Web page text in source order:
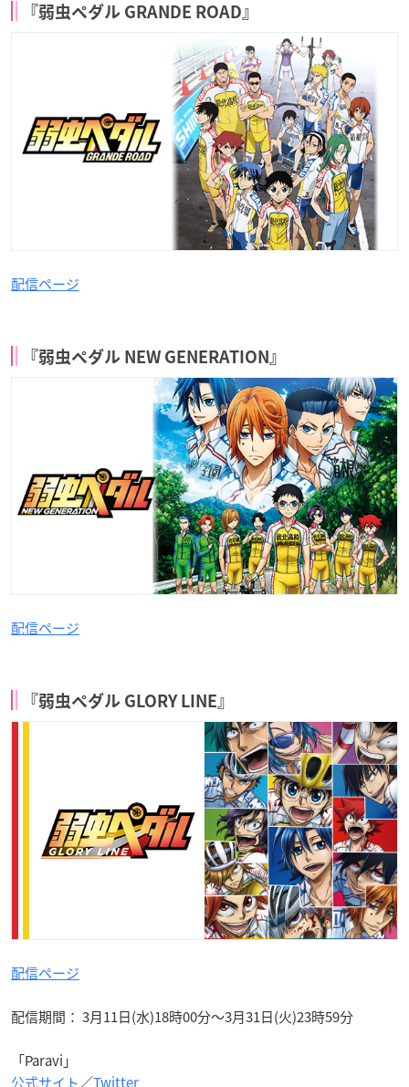
『弱虫ペダル GRANDE ROAD』
配信ページ
『弱虫ペダル NEW GENERATION』
配信ページ
『弱虫ペダル GLORY LINE』
配信ページ
配信期間： 3月11日(水)18時00分〜3月31日(火)23時59分
「Paravi」
公式サイト／Twitter